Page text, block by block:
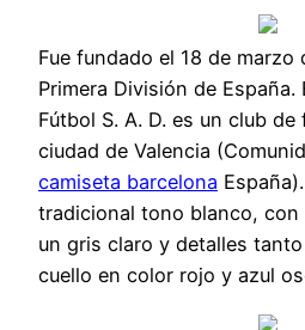
Fue fundado el 18 de marzo
Primera División de España.
Fútbol S. A. D. es un club
ciudad de Valencia
camiseta barcelona
tradicional tono blanco,
un gris claro y detalles
cuello en color rojo y azul